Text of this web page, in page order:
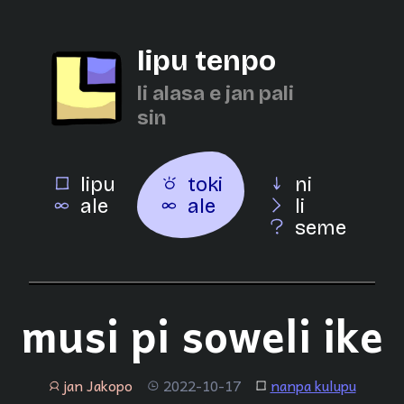
lipu tenpo
li alasa e jan pali
sin
lipu
ale
toki
ale
ni
li
seme
musi pi soweli ike
janjan Jakopo tenpo 2022-10-17 lipu nanpa kulupu